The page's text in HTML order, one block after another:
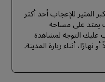
المثير للإعجاب أحد أكثر
يمتد على مساحة
يجب عليك التوجه لمشاهدة
نهارًا، أثناء زيارة المدينة.